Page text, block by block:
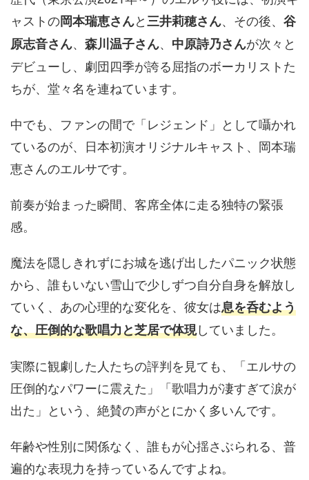
ャストの岡本瑞恵さんと三井莉穂さん、その後、 谷
原志音さん、 森川温子さん、 中原詩乃さんが次々と
デビューし、劇団四季が誇る屈指のボーカリストた
ちが、堂々名を連ねています。
中でも、ファンの間で「レジェンド」として囁かれ
ているのが、日本初演オリジナルキャスト、岡本瑞
恵さんのエルサです。
前奏が始まった瞬間、客席全体に走る独特の緊張
感。
魔法を隠しきれずにお城を逃げ出したパニック状態
から、誰もいない雪山で少しずつ自分自身を解放し
ていく、あの心理的な変化を、彼女は息を呑むよう
な、圧倒的な歌唱力と芝居で体現していました。
実際に観劇した人たちの評判を見ても、「エルサの
圧倒的なパワーに震えた」「歌唱力が凄すぎて涙が
出た」という、絶賛の声がとにかく多いんです。
年齢や性別に関係なく、誰もが心揺さぶられる、普
遍的な表現力を持っているんですよね。